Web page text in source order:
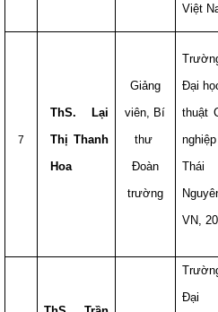
Việt
7
ThS. Lại
Thị Thanh
Hoa
Giảng
viên, Bí
thư
Đoàn
trường
Đại
thuật
nghiệp
Thái
VN,
Đại